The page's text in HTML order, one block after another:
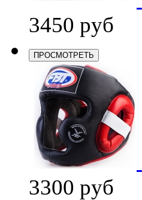
3450 руб
ПРОСМОТРЕТЬ
3300 руб